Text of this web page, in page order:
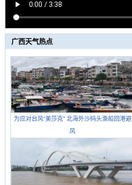
广西天气热点
为应对台风“美莎克” 北海外沙码头渔船回港避
风